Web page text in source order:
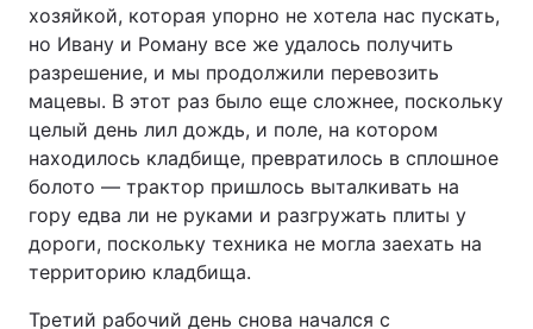
хозяйкой, которая упорно не хотела нас пускать,
но Ивану и Роману все же удалось получить
разрешение, и мы продолжили перевозить
мацевы. В этот раз было еще сложнее, поскольку
целый день лил дождь, и поле, на котором
находилось кладбище, превратилось в сплошное
болото — трактор пришлось выталкивать на
гору едва ли не руками и разгружать плиты у
дороги, поскольку техника не могла заехать на
территорию кладбища.
Третий рабочий день снова начался с